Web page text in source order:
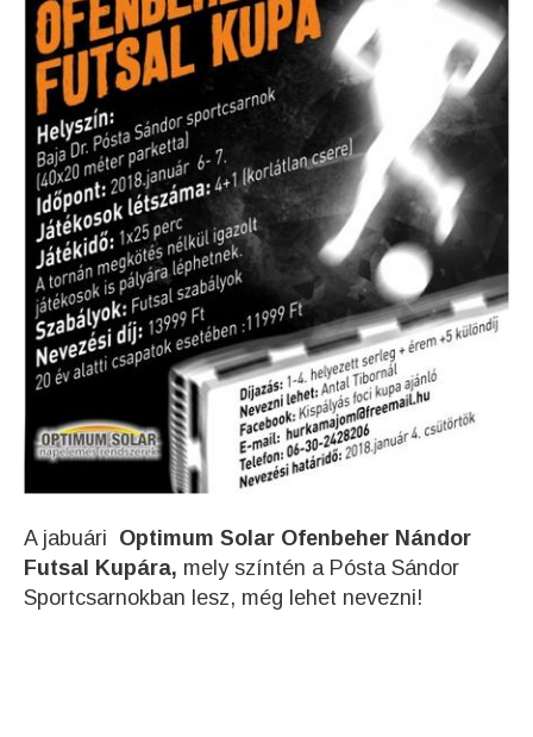
A jabuári Optimum Solar Ofenbeher Nándor
Futsal Kupára, mely színtén a Pósta Sándor
Sportcsarnokban lesz, még lehet nevezni!